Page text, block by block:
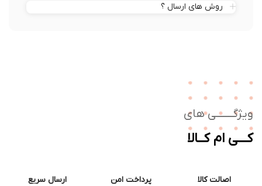
روش های ارسال ؟
های
ام کــالا
اصالت کالا پرداخت امن ارسال سریع